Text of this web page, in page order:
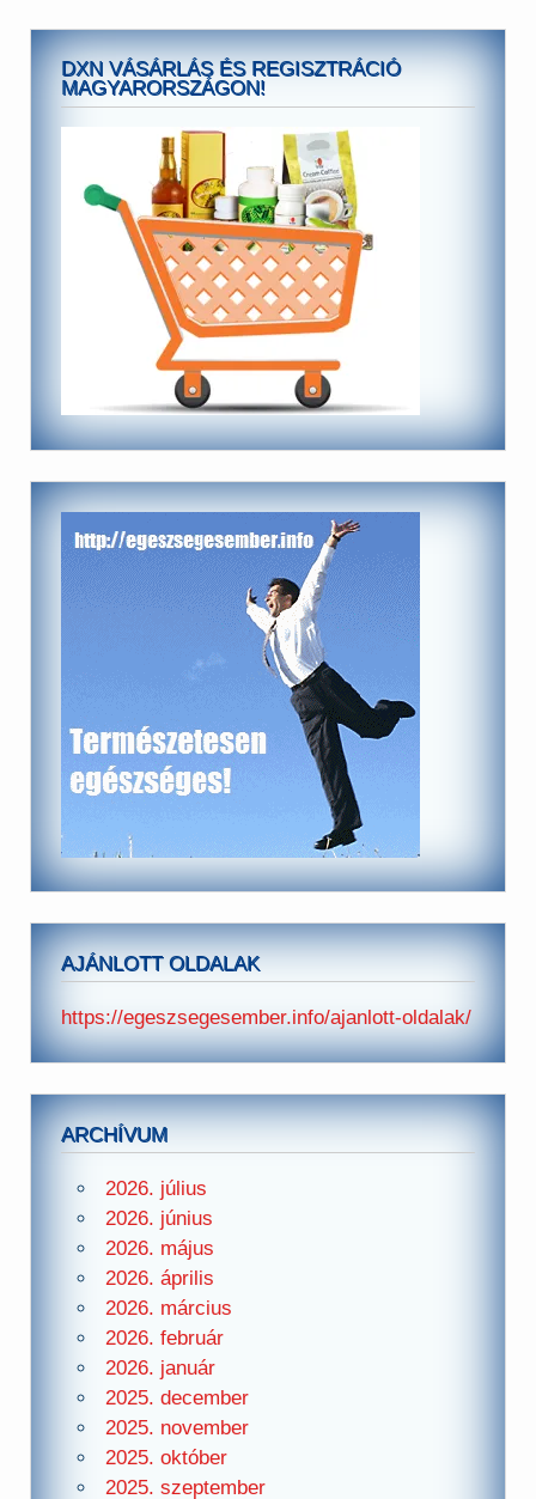
DXN VÁSÁRLÁS ÉS REGISZTRÁCIÓ
MAGYARORSZÁGON!
AJÁNLOTT OLDALAK
https://egeszsegesember.info/ajanlott-oldalak/
ARCHÍVUM
2026. július
2026. június
2026. május
2026. április
2026. március
2026. február
2026. január
2025. december
2025. november
2025. október
2025. szeptember